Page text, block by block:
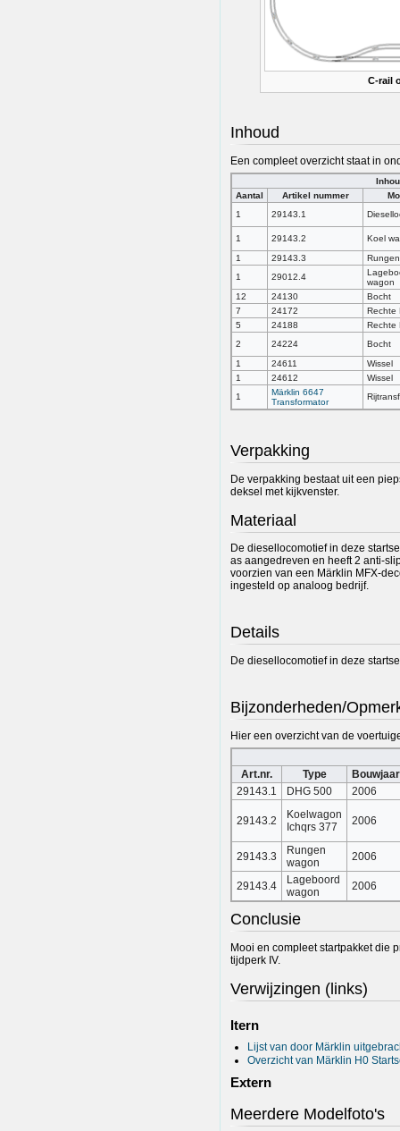
C-rail
Inhoud
Een compleet overzicht staat in
Aantal
Artikel nummer
1
29143.1
1 29143.2
Koel
1
29143.3
1
29012.4
wagon
12
24130
Bocht
7
24172
Rechte
5
24188
Rechte
2
24224
Bocht
1
24611
Wissel
1
24612
Wissel
1
Märklin 6647
Transformator
Verpakking
De verpakking bestaat uit een
deksel met kijkvenster.
Materiaal
De diesellocomotief in deze
as aangedreven en heeft 2 anti-
voorzien van een Märklin MFX-
ingesteld op analoog bedrijf.
Details
De diesellocomotief in deze
Bijzonderheden/
Hier een overzicht van de
Art.nr. Type
Bouwjaar
29143.1
DHG 500 2006
29143.2
Koelwagon
Ichqrs 377
2006
29143.3
Rungen
wagon
2006
29143.4
Lageboord
wagon
2006
Conclusie
Mooi en compleet startpakket die
tijdperk IV.
Verwijzingen (links)
Itern
Lijst van door Märklin
Overzicht van Märklin H0
Extern
Meerdere Modelfoto's